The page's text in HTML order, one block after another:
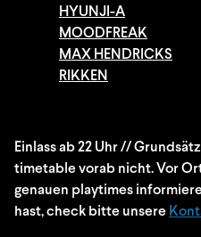
HYUNJI-A
MOODFREAK
MAX HENDRICKS
RIKKEN
Einlass ab 22 Uhr //
timetable vorab nicht. Vor
genauen playtimes
hast, check bitte unsere